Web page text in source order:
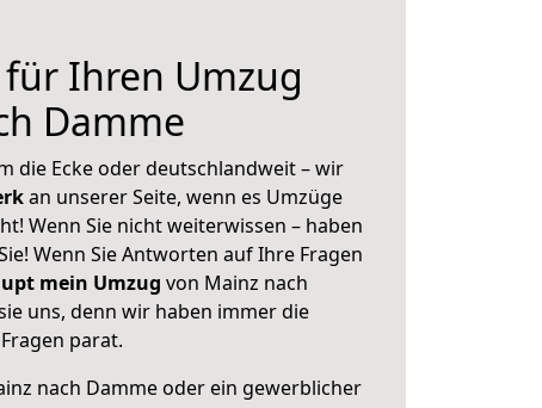
für Ihren Umzug
Damme
die Ecke oder deutschlandweit – wir
an unserer Seite, wenn es Umzüge
Wenn Sie nicht weiterwissen – haben
Wenn Sie Antworten auf Ihre Fragen
mein Umzug von Mainz nach
uns, denn wir haben immer die
parat.
nach Damme oder ein gewerblicher